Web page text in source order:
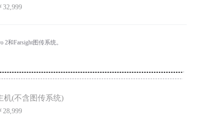
32,999
2和Farsight图传系统。
机(不含图传系统)
28,999